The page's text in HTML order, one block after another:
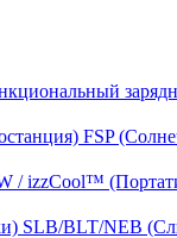
FSP
/ izzCool™
SLB/BLT/NEB